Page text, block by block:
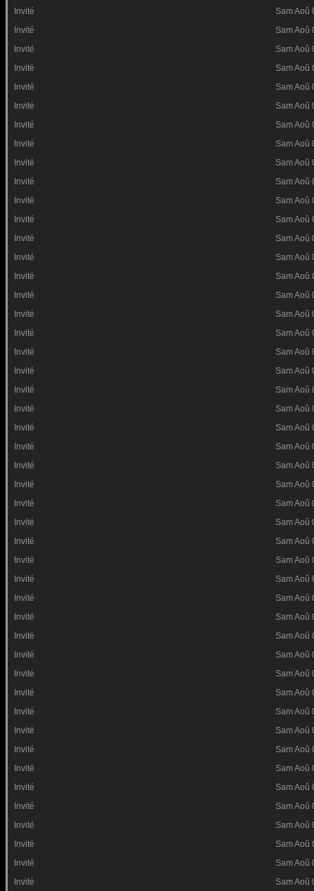
Invité
Sam Aoû
Invité
Sam Aoû
Invité
Sam Aoû
Invité
Sam Aoû
Invité
Sam Aoû
Invité
Sam Aoû
Invité
Sam Aoû
Invité
Sam Aoû
Invité
Sam Aoû
Invité
Sam Aoû
Invité
Sam Aoû
Invité
Sam Aoû
Invité
Sam Aoû
Invité
Sam Aoû
Invité
Sam Aoû
Invité
Sam Aoû
Invité
Sam Aoû
Invité
Sam Aoû
Invité
Sam Aoû
Invité
Sam Aoû
Invité
Sam Aoû
Invité
Sam Aoû
Invité
Sam Aoû
Invité
Sam Aoû
Invité
Sam Aoû
Invité
Sam Aoû
Invité
Sam Aoû
Invité
Sam Aoû
Invité
Sam Aoû
Invité
Sam Aoû
Invité
Sam Aoû
Invité
Sam Aoû
Invité
Sam Aoû
Invité
Sam Aoû
Invité
Sam Aoû
Invité
Sam Aoû
Invité
Sam Aoû
Invité
Sam Aoû
Invité
Sam Aoû
Invité
Sam Aoû
Invité
Sam Aoû
Invité
Sam Aoû
Invité
Sam Aoû
Invité
Sam Aoû
Invité
Sam Aoû
Invité
Sam Aoû
Invité
Sam Aoû